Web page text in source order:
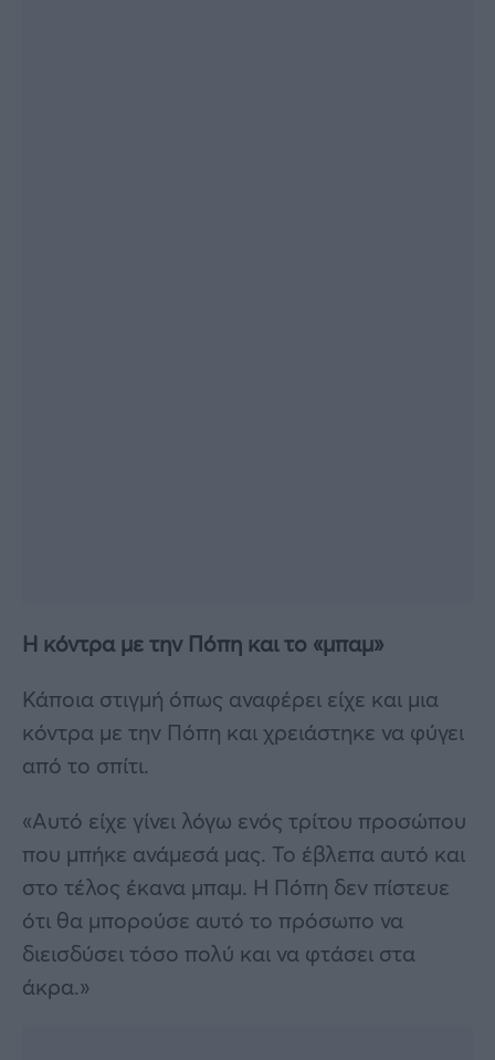
Η κόντρα με την Πόπη και το «μπαμ»
Κάποια στιγμή όπως αναφέρει είχε και μια
κόντρα με την Πόπη και χρειάστηκε να φύγει
από το σπίτι.
«Αυτό είχε γίνει λόγω ενός τρίτου προσώπου
που μπήκε ανάμεσά μας. Το έβλεπα αυτό και
στο τέλος έκανα μπαμ. Η Πόπη δεν πίστευε
ότι θα μπορούσε αυτό το πρόσωπο να
διεισδύσει τόσο πολύ και να φτάσει στα
άκρα.»